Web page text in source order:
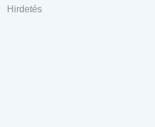
Hirdetés